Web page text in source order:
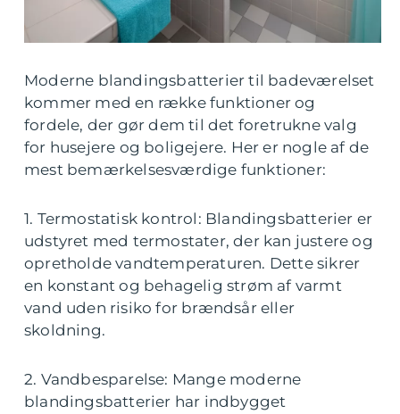
Moderne blandingsbatterier til badeværelset
kommer med en række funktioner og
fordele, der gør dem til det foretrukne valg
for husejere og boligejere. Her er nogle af de
mest bemærkelsesværdige funktioner:
1. Termostatisk kontrol: Blandingsbatterier er
udstyret med termostater, der kan justere og
opretholde vandtemperaturen. Dette sikrer
en konstant og behagelig strøm af varmt
vand uden risiko for brændsår eller
skoldning.
2. Vandbesparelse: Mange moderne
blandingsbatterier har indbygget